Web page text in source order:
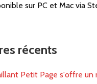
sur PC et Mac via
récents
Petit Page s'offre un